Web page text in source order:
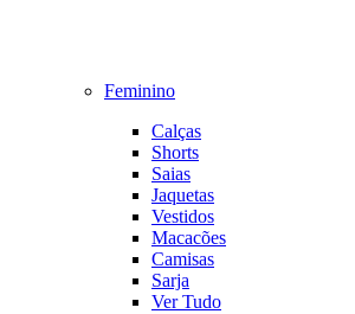
Feminino
Calças
Shorts
Saias
Jaquetas
Vestidos
Macacões
Camisas
Sarja
Ver Tudo